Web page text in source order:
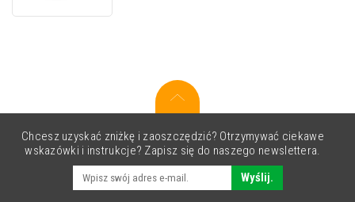
8
wyświetlacz,
RTC,
USB,
Host,
Ethernet
Chcesz uzyskać zniżkę i zaoszczędzić? Otrzymywać ciekawe
wskazówki i instrukcje? Zapisz się do naszego newslettera.
Wyślij.